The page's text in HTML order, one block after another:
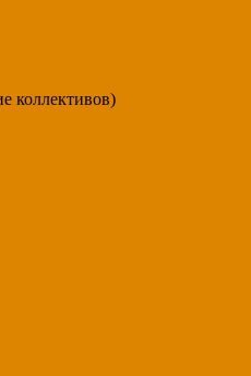
коллективов)